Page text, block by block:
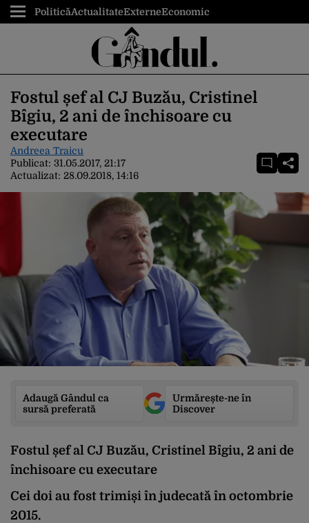
PoliticăActualitateExterneEconomic
Fostul șef al CJ Buzău, Cristinel
Bîgiu, 2 ani de închisoare cu
executare
Andreea Traicu
Publicat: 31.05.2017, 21:17
Actualizat: 28.09.2018, 14:16
Adaugă Gândul ca
sursă preferată
Urmărește-ne în
Discover
Fostul șef al CJ Buzău, Cristinel Bîgiu, 2 ani de
închisoare cu executare
Cei doi au fost trimiși în judecată în octombrie
2015.